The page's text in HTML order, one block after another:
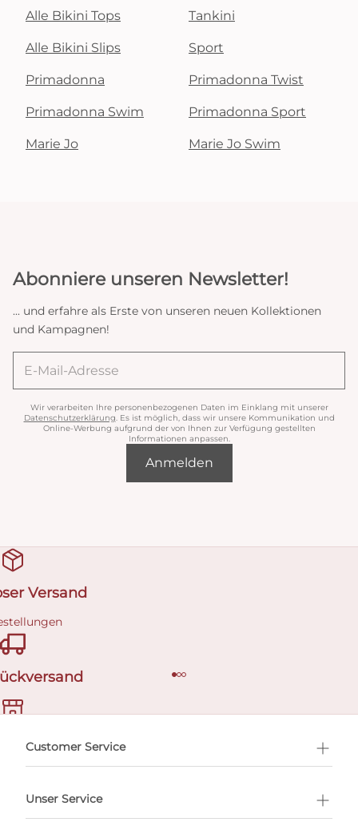
Alle Bikini Tops Tankini
Alle Bikini Slips Sport
Primadonna Primadonna Twist
Primadonna Swim Primadonna Sport
Marie Jo Marie Jo Swim
Abonniere unseren Newsletter!
... und erfahre als Erste von unseren neuen Kollektionen
und Kampagnen!
Wir verarbeiten Ihre personenbezogenen Daten im Einklang mit unserer
Datenschutzerklärung . Es ist möglich, dass wir unsere Kommunikation und
Online-Werbung aufgrund der von Ihnen zur Verfügung gestellten
Informationen anpassen.
Anmelden
Versand
buchen
Customer Service
Unser Service